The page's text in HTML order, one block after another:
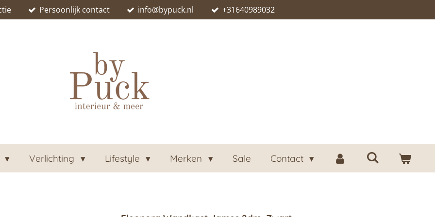
Persoonlijk contact info@bypuck.nl +31640989032
Verlichting Lifestyle Merken Sale Contact